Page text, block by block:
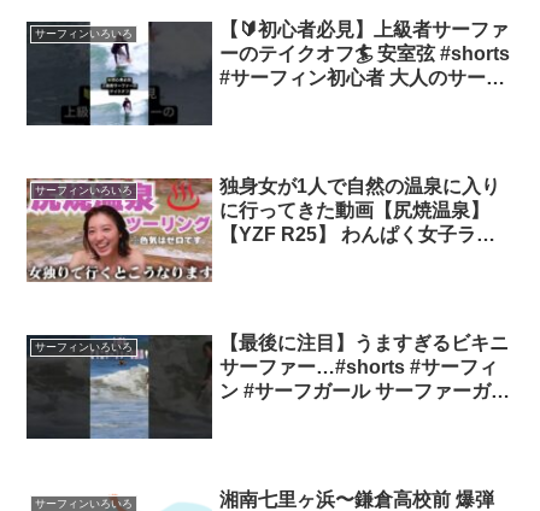
サーフィンいろいろ
【🔰初心者必見】上級者サーファ
ーのテイクオフ🏄 安室弦 #shorts
#サーフィン初心者 大人のサーフ
サーフィンいろいろ
独身女が1人で自然の温泉に入り
に行ってきた動画【尻焼温泉】
【YZF R25】 わんぱく女子ライ
サーフィンいろいろ
【最後に注目】うますぎるビキニ
サーファー…#shorts #サーフィ
ン #サーフガール サーファーガー
サーフィンいろいろ
湘南七里ヶ浜〜鎌倉高校前 爆弾